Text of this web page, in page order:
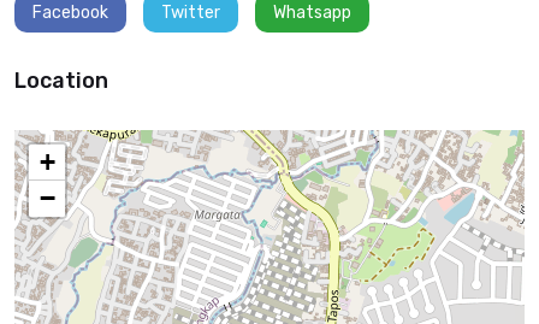
Facebook Twitter Whatsapp
Location
+
−